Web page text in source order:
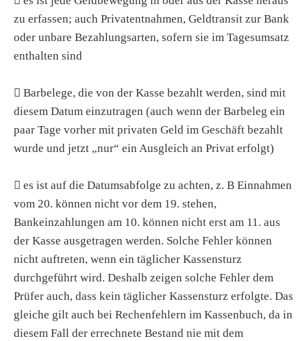
zu erfassen; auch Privatentnahmen, Geldtransit zur Bank
oder unbare Bezahlungsarten, sofern sie im Tagesumsatz
enthalten sind
 Barbelege, die von der Kasse bezahlt werden, sind mit
diesem Datum einzutragen (auch wenn der Barbeleg ein
paar Tage vorher mit privaten Geld im Geschäft bezahlt
wurde und jetzt „nur“ ein Ausgleich an Privat erfolgt)
 es ist auf die Datumsabfolge zu achten, z. B Einnahmen
vom 20. können nicht vor dem 19. stehen,
Bankeinzahlungen am 10. können nicht erst am 11. aus
der Kasse ausgetragen werden. Solche Fehler können
nicht auftreten, wenn ein täglicher Kassensturz
durchgeführt wird. Deshalb zeigen solche Fehler dem
Prüfer auch, dass kein täglicher Kassensturz erfolgte. Das
gleiche gilt auch bei Rechenfehlern im Kassenbuch, da in
diesem Fall der errechnete Bestand nie mit dem